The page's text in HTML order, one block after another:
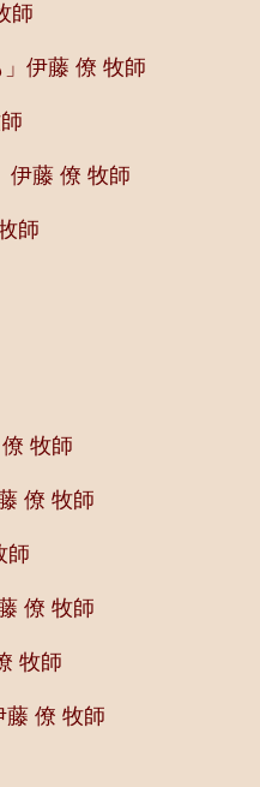
師
伊藤 僚 牧師
伊藤 僚 牧師
師
牧師
僚 牧師
師
僚 牧師
牧師
僚 牧師